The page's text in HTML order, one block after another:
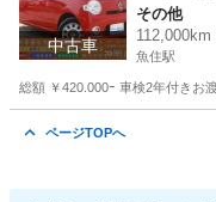
中古車
その他
112,000km
魚住駅
総額 ￥420.000ｰ 車検2年付きお
ページTOPへ